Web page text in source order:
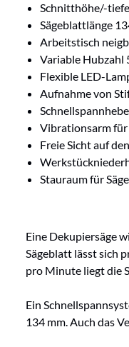
Schnitthöhe/-
Sägeblattlänge
Arbeitstisch
Variable Hubzahl
Flexible LED-
Aufnahme von
Vibrationsarm für
Freie Sicht auf
Stauraum für
Eine Dekupiersäge
Sägeblatt lässt sich
pro Minute liegt die
Ein
134 mm. Auch das